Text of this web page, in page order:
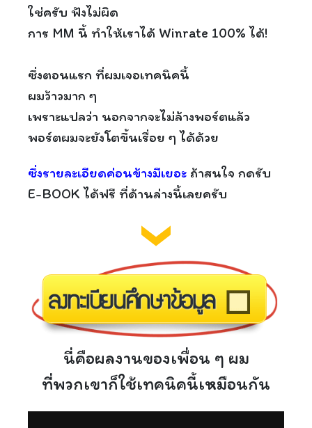
ใช่ครับ ฟังไม่ผิด
การ MM นี้ ทำให้เราได้ Winrate 100% ได้!
ซึ่งตอนแรก ที่ผมเจอเทคนิคนี้
ผมว้าวมาก ๆ
เพราะแปลว่า นอกจากจะไม่ล้างพอร์ตแล้ว
พอร์ตผมจะยังโตขึ้นเรื่อย ๆ ได้ด้วย
ซึ่งรายละเอียดค่อนข้างมีเยอะ ถ้าสนใจ กดรับ
E-BOOK ได้ฟรี ที่ด้านล่างนี้เลยครับ
นี่คือผลงานของเพื่อน ๆ ผม
ที่พวกเขาก็ใช้เทคนิคนี้เหมือนกัน